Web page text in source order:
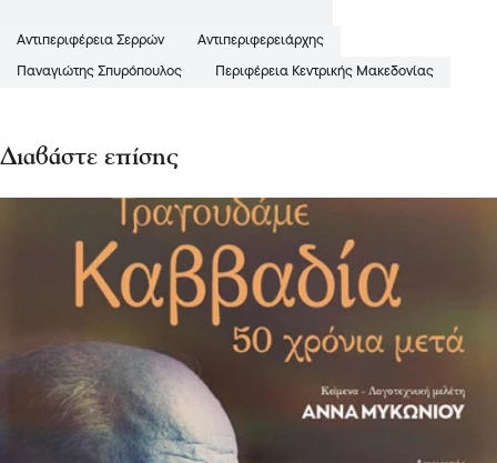
Αντιπεριφέρεια Σερρών Αντιπεριφερειάρχης
Παναγιώτης Σπυρόπουλος Περιφέρεια Κεντρικής Μακεδονίας
Διαβάστε επίσης